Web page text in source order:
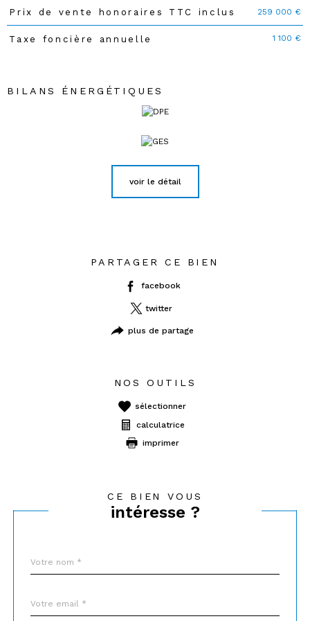
Caractéristiques Valeurs
Prix de vente honoraires TTC inclus 259 000 €
Taxe foncière annuelle 1 100 €
BILANS ÉNERGÉTIQUES
voir le détail
PARTAGER CE BIEN
facebook
twitter
plus de partage
NOS OUTILS
sélectionner
calculatrice
imprimer
CE BIEN VOUS
intéresse ?
par
*
*